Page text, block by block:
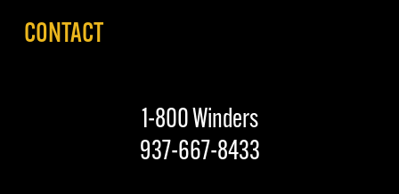
CONTACT
1-800 Winders
937-667-8433